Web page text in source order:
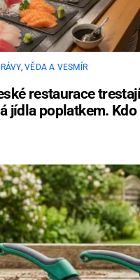
,VĚDA A VESMÍR
restaurace trestají
jídla poplatkem. Kdo